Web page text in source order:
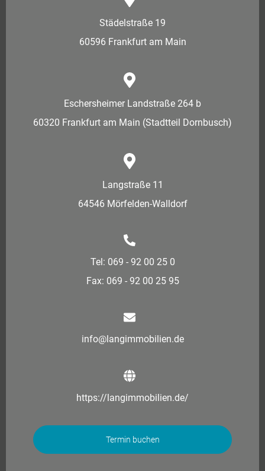
Städelstraße 19
60596 Frankfurt am Main
Eschersheimer Landstraße 264 b
60320 Frankfurt am Main (Stadtteil Dornbusch)
Langstraße 11
64546 Mörfelden-Walldorf
Tel: 069 - 92 00 25 0
Fax: 069 - 92 00 25 95
info@langimmobilien.de
https://langimmobilien.de/
Termin buchen